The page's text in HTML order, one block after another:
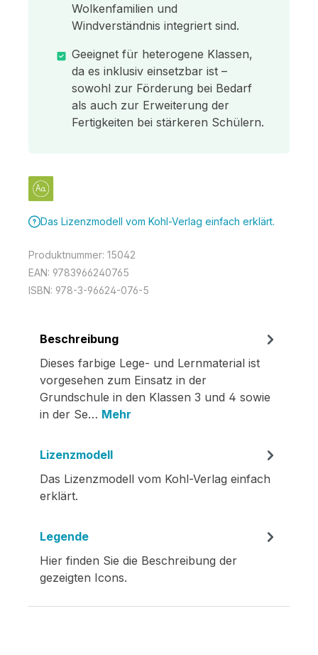
Wolkenfamilien und
Windverständnis integriert sind.
Geeignet für heterogene Klassen,
da es inklusiv einsetzbar ist –
sowohl zur Förderung bei Bedarf
als auch zur Erweiterung der
Fertigkeiten bei stärkeren Schülern.
Das Lizenzmodell vom Kohl-Verlag einfach erklärt.
Produktnummer: 15042
EAN: 9783966240765
ISBN: 978-3-96624-076-5
Beschreibung
Dieses farbige Lege- und Lernmaterial ist
vorgesehen zum Einsatz in der
Grundschule in den Klassen 3 und 4 sowie
in der Se… Mehr
Lizenzmodell
Das Lizenzmodell vom Kohl-Verlag einfach
erklärt.
Legende
Hier finden Sie die Beschreibung der
gezeigten Icons.